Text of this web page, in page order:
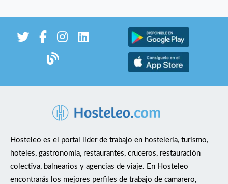
Hosteleo es el portal líder de trabajo en hostelería, turismo,
hoteles, gastronomía, restaurantes, cruceros, restauración
colectiva, balnearios y agencias de viaje. En Hosteleo
encontrarás los mejores perfiles de trabajo de camarero,